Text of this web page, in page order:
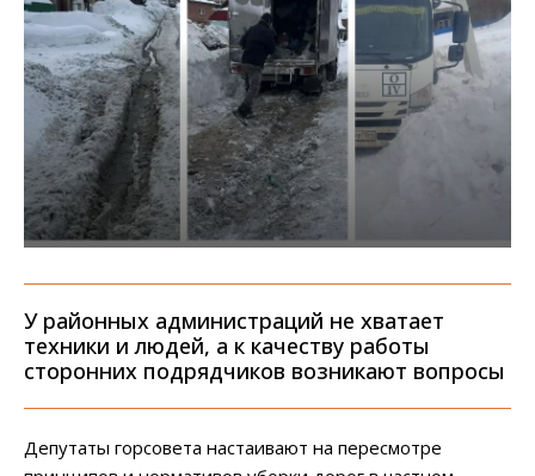
У районных администраций не хватает
техники и людей, а к качеству работы
сторонних подрядчиков возникают вопросы
Депутаты горсовета настаивают на пересмотре